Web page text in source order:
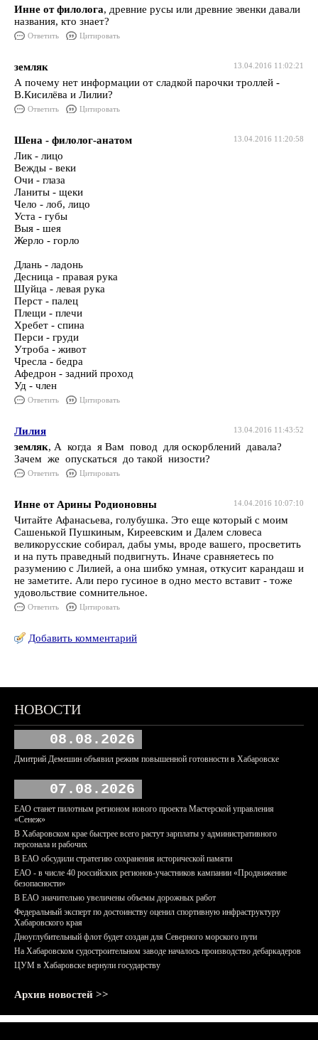
Инне от филолога, древние русы или древние эвенки давали
названия, кто знает?
Ответить Цитировать
13.04.2016 11:02:21
земляк
А почему нет информации от сладкой парочки троллей -
В.Кисилёва и Лилии?
Ответить Цитировать
13.04.2016 11:20:58
Шена - филолог-анатом
Лик - лицо
Вежды - веки
Очи - глаза
Ланиты - щеки
Чело - лоб, лицо
Уста - губы
Выя - шея
Жерло - горло
Длань - ладонь
Десница - правая рука
Шуйца - левая рука
Перст - палец
Плещи - плечи
Хребет - спина
Перси - груди
Утроба - живот
Чресла - бедра
Афедрон - задний проход
Уд - член
Ответить Цитировать
13.04.2016 11:43:52
Лилия
земляк, А когда я Вам повод для оскорблений давала?
Зачем же опускаться до такой низости?
Ответить Цитировать
14.04.2016 10:07:10
Инне от Арины Родионовны
Читайте Афанасьева, голубушка. Это еще который с моим
Сашенькой Пушкиным, Киреевским и Далем словеса
великорусские собирал, дабы умы, вроде вашего, просветить
и на путь праведный подвигнуть. Иначе сравняетесь по
разумению с Лилией, а она шибко умная, откусит карандаш и
не заметите. Али перо гусиное в одно место вставит - тоже
удовольствие сомнительное.
Ответить Цитировать
Добавить комментарий
НОВОСТИ
08.08.2026
Дмитрий Демешин объявил режим повышенной готовности в Хабаровске
07.08.2026
ЕАО станет пилотным регионом нового проекта Мастерской управления
«Сенеж»
В Хабаровском крае быстрее всего растут зарплаты у административного
персонала и рабочих
В ЕАО обсудили стратегию сохранения исторической памяти
ЕАО - в числе 40 российских регионов-участников кампании «Продвижение
безопасности»
В ЕАО значительно увеличены объемы дорожных работ
Федеральный эксперт по достоинству оценил спортивную инфраструктуру
Хабаровского края
Дноуглубительный флот будет создан для Северного морского пути
На Хабаровском судостроительном заводе началось производство дебаркадеров
ЦУМ в Хабаровске вернули государству
Архив новостей >>